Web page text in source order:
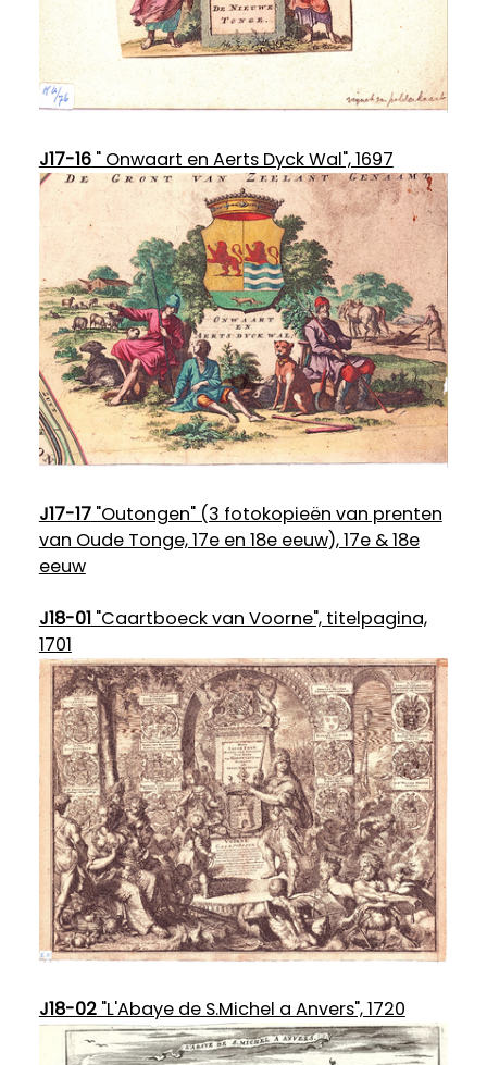
J17-16" Onwaart en Aerts Dyck Wal", 1697
J17-17"Outongen" (3 fotokopieën van prenten
van Oude Tonge, 17e en 18e eeuw), 17e & 18e
eeuw
J18-01"Caartboeck van Voorne", titelpagina,
1701
J18-02"L'Abaye de S.Michel a Anvers", 1720